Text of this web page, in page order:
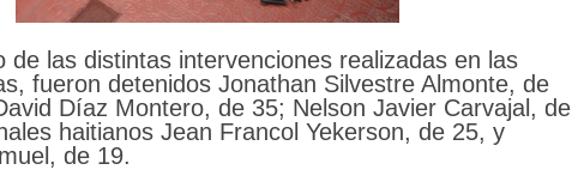
de las distintas intervenciones realizadas en las
fueron detenidos Jonathan Silvestre Almonte, de
Díaz Montero, de 35; Nelson Javier Carvajal, de
haitianos Jean Francol Yekerson, de 25, y
de 19.